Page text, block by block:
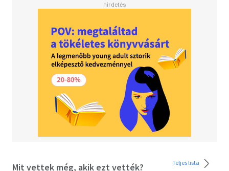
Mit vettek még, akik ezt vették? Teljes lista